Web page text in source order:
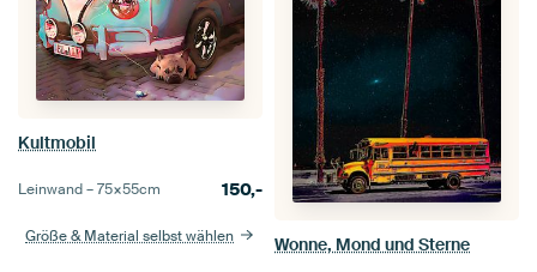
Kultmobil
Leinwand –75×55cm 150,-
Größe & Material selbst wählen Wonne, Mond und Sterne